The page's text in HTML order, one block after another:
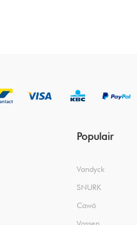
Populair
Vandyck
SNURK
Cawö